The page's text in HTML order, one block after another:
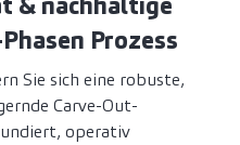
Prozess
Sie sich eine robuste,
Carve-Out-
operativ